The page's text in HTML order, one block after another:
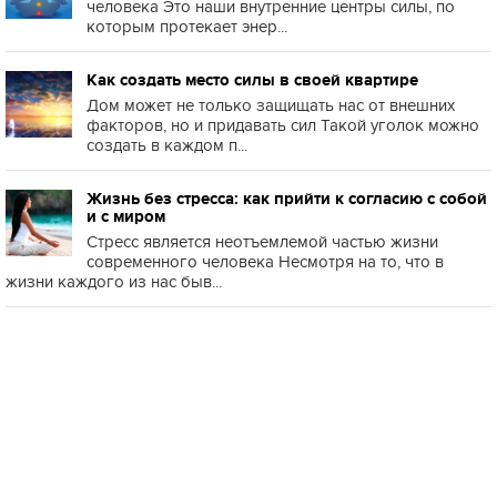
человека Это наши внутренние центры силы, по
которым протекает энер...
Как создать место силы в своей квартире
Дом может не только защищать нас от внешних
факторов, но и придавать сил Такой уголок можно
создать в каждом п...
Жизнь без стресса: как прийти к согласию с собой
и с миром
Стресс является неотъемлемой частью жизни
современного человека Несмотря на то, что в
жизни каждого из нас быв...